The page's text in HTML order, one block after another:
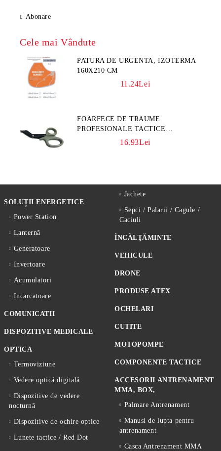
Abonare
Cele mai Vândute
PATURA DE URGENTA, IZOTERMA
160X210 CM
11.24Lei
FOARFECE DE TRAUME
PROFESIONALE TACTICE
CULOARE KAKI16.93Lei
SOLUȚII ENERGETICE
Power Station
Lanternă
Generatoare
Invertoare
Acumulatori
Incarcatoare
COMUNICATII
DISPOZITIVE MEDICALE
OPTICA
Termoviziune
Vedere optică digitală
Dispozitive de vedere
nocturnă
Dispozitive de ochire optice
Lunete tactice / Red Dot
Jachete
Sepci / Palarii / Cagule /
Caciuli
ÎNCĂLŢĂMINTE
VEHICULE
DRONE
PRODUSE ATEX
OCHELARI
CUTITE
MOTOPOMPE
COMPONENTE TACTICE
ACCESORII ANTRENAMENT
MMA, BOX,
Palmare Antrenament
Manusi de lupta pentru
antrenament
Casca Antrenament MMA